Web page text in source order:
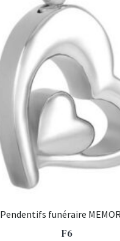
Pendentifs funéraire
F6